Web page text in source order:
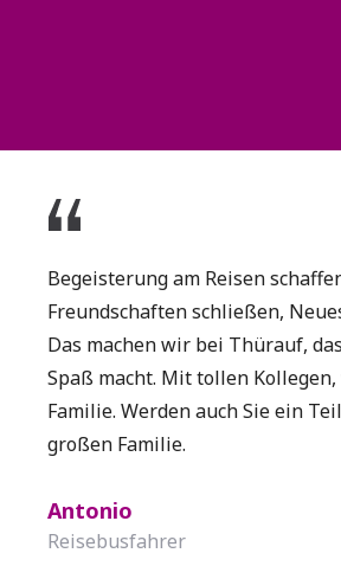
Patrick
Busfahrer
Alexander
Busfahrer
Begeisterung am Reisen
Freundschaften schließen,
Das machen wir bei Thürauf,
Spaß macht. Mit tollen
Familie. Werden auch Sie ein
großen Familie.
Antonio
Reisebusfahrer
Als Reisebusfahrer kenne ich
wie meine Westentasche – und
entdecke ich bei jeder Tour
Wir haben jedes Jahr neue
denn es gibt so viele schöne
man gar nicht alle in einem Jahr.
Andreas
Reisebusfahrer
Bela
Reisebusfahrer
Dustin
Busfahrer
Patrick
Busfahrer
Alexander
Busfahrer